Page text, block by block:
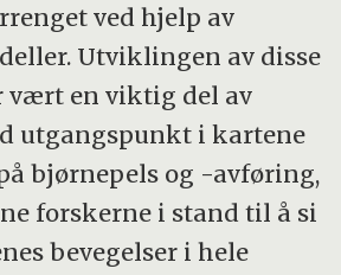
ved hjelp av
Utviklingen av disse
vært en viktig del av
utgangspunkt i kartene
bjørnepels og -avføring,
forskerne i stand til å si
bevegelser i hele